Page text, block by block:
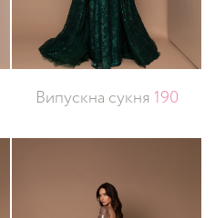
Випускна сукня 190